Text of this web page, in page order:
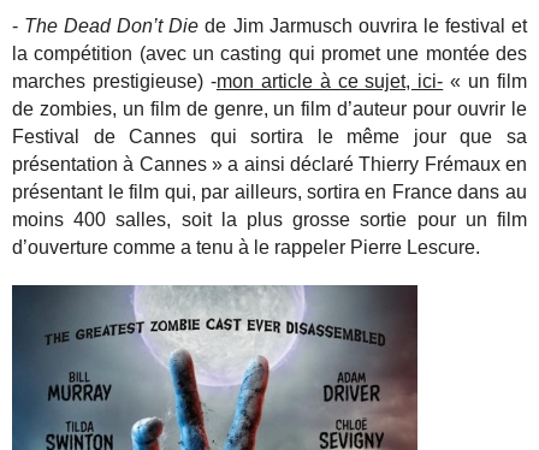
- The Dead Don’t Diede Jim Jarmusch ouvrira le festival et
la compétition (avec un casting qui promet une montée des
marches prestigieuse) -mon article à ce sujet, ici- « un film
de zombies, un film de genre, un film d’auteur pour ouvrir le
Festival de Cannes qui sortira le même jour que sa
présentation à Cannes » a ainsi déclaré Thierry Frémaux en
présentant le film qui, par ailleurs, sortira en France dans au
moins 400 salles, soit la plus grosse sortie pour un film
d’ouverture comme a tenu à le rappeler Pierre Lescure.